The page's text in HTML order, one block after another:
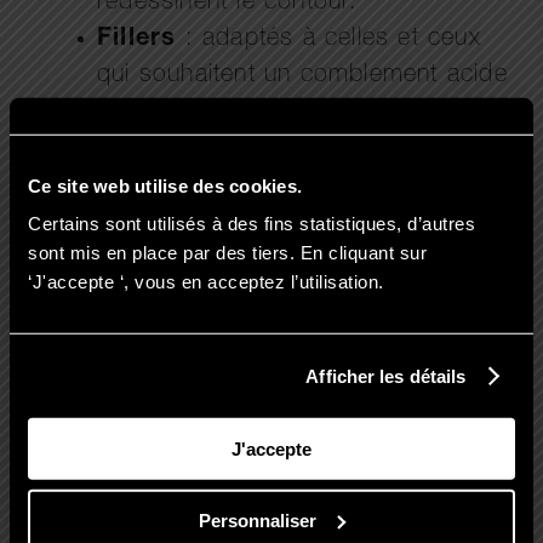
Ce site web utilise des cookies.
Certains sont utilisés à des fins statistiques, d’autres
sont mis en place par des tiers. En cliquant sur
‘J'accepte ‘, vous en acceptez l’utilisation.
Afficher les détails
J'accepte
Personnaliser
Fillers : adaptés à celles et ceux
qui souhaitent un comblement acide
Ces deux techniques ne s’excluent pas :
injections acide hyaluronique pour un
résultat harmonieux et sur-mesure.